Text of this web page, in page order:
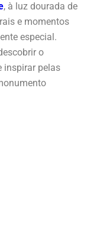
, à luz dourada de
e momentos
especial.
o
inspirar pelas